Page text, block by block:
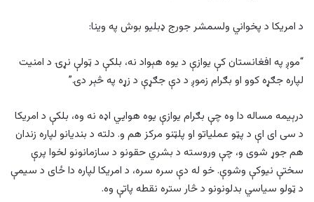
د امریکا د پخواني ولسمشر جورج ډبلیو بوش په وینا:
“موږ په افغانستان کې یوازې د یوه هېواد نه، بلکې د ټولې نړۍ د امنیت
لپاره جګړه کوو او بګرام زموږ د دې جګړې د زړه په څېر دی.”
درېیمه مساله دا وه چې بګرام یوازې یوه هوايي اډه نه وه، بلکې د امریکا
د سی ای اې د پټو عملیاتو او پلټنو مرکز هم و. دلته د بندیانو لپاره زندان
هم جوړ شوی و، چې وروسته د بشري حقونو د سازمانونو لخوا پرې
سختې نیوکې وشوې. خو له دې سره سره، د امریکا لپاره دا ځای د سیمې
د ټولو سیاسي بدلونونو د څار ستره نقطه پاتې وه.